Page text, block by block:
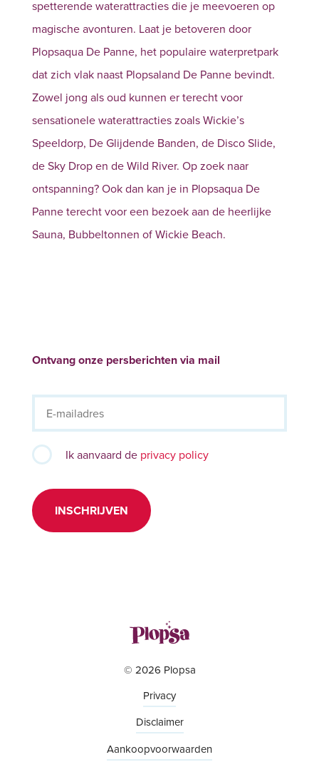
spetterende waterattracties die je meevoeren op
magische avonturen. Laat je betoveren door
Plopsaqua De Panne, het populaire waterpretpark
dat zich vlak naast Plopsaland De Panne bevindt.
Zowel jong als oud kunnen er terecht voor
sensationele waterattracties zoals Wickie’s
Speeldorp, De Glijdende Banden, de Disco Slide,
de Sky Drop en de Wild River. Op zoek naar
ontspanning? Ook dan kan je in Plopsaqua De
Panne terecht voor een bezoek aan de heerlijke
Sauna, Bubbeltonnen of Wickie Beach.
Ontvang onze persberichten via mail
Ik aanvaard de privacy policy
INSCHRIJVEN
© 2026 Plopsa
Privacy
Disclaimer
Aankoopvoorwaarden